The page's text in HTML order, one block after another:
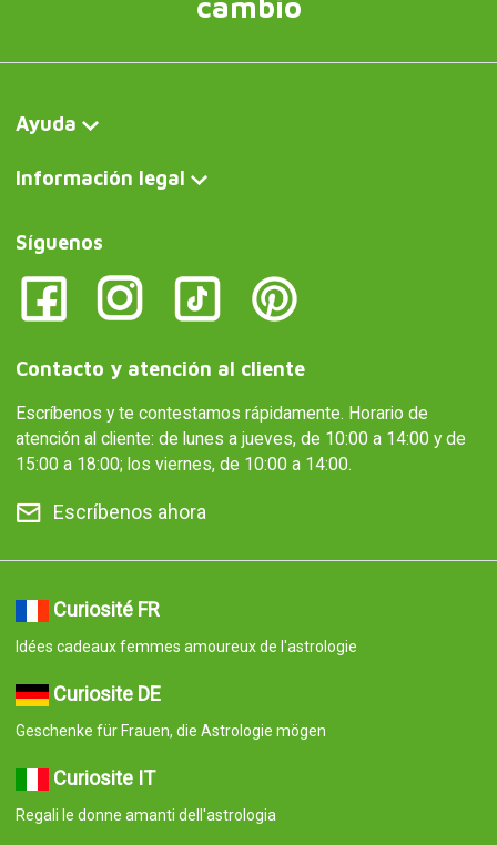
Ayuda
Información legal
Síguenos
Contacto y atención al cliente
Escríbenos y te contestamos rápidamente. Horario de
atención al cliente: de lunes a jueves, de 10:00 a 14:00 y de
15:00 a 18:00; los viernes, de 10:00 a 14:00.
Escríbenos ahora
Curiosité FR
Idées cadeaux femmes amoureux de l'astrologie
Curiosite DE
Geschenke für Frauen, die Astrologie mögen
Curiosite IT
Regali le donne amanti dell'astrologia